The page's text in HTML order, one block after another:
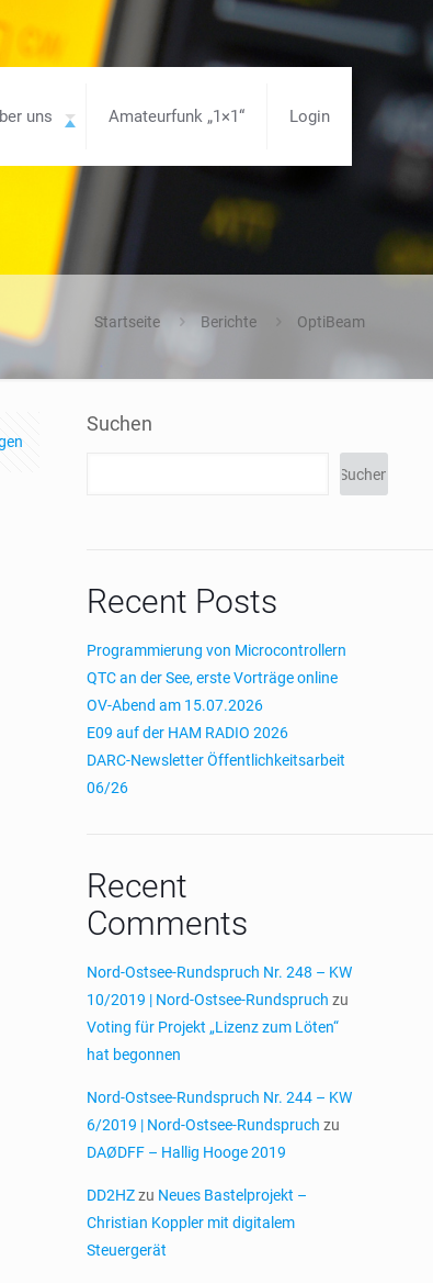
uns Amateurfunk „1×1“ Login
Startseite Berichte OptiBeam
Suchen
Suchen
Recent Posts
Programmierung von Microcontrollern
QTC an der See, erste Vorträge online
OV-Abend am 15.07.2026
E09 auf der HAM RADIO 2026
DARC-Newsletter Öffentlichkeitsarbeit
06/26
Recent
Comments
Nord-Ostsee-Rundspruch Nr. 248 – KW
10/2019 | Nord-Ostsee-Rundspruch zu
Voting für Projekt „Lizenz zum Löten“
hat begonnen
Nord-Ostsee-Rundspruch Nr. 244 – KW
6/2019 | Nord-Ostsee-Rundspruch zu
DAØDFF – Hallig Hooge 2019
DD2HZzu Neues Bastelprojekt –
Christian Koppler mit digitalem
Steuergerät